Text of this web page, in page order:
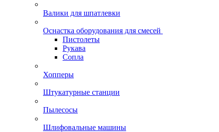
Валики для шпатлевки
Оснастка оборудования для смесей
Пистолеты
Рукава
Сопла
Хопперы
Штукатурные станции
Пылесосы
Шлифовальные машины